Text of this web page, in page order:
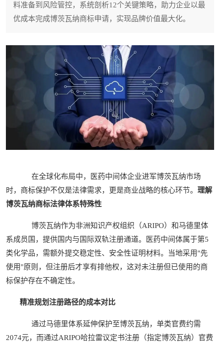
料准备到风险管控，系统剖析12个关键策略，助力企业以最
优成本完成博茨瓦纳商标申请，实现品牌价值最大化。
在全球化布局中，医药中间体企业进军博茨瓦纳市场
时，商标保护不仅是法律需求，更是商业战略的核心环节。 理解
博茨瓦纳商标法律体系特殊性
博茨瓦纳作为非洲知识产权组织（ARIPO）和马德里体
系成员国，提供国内与国际双轨注册通道。医药中间体属于第5
类化学品，需额外提交稳定性、安全性证明材料。当地采用"先
使用"原则，但注册后才享有排他权，这对未注册但已使用的商
标保护存在不确定性。
精准规划注册路径的成本对比
通过马德里体系延伸保护至博茨瓦纳，单类官费约需
2074元，而通过ARIPO哈拉雷议定书注册（指定博茨瓦纳）官费